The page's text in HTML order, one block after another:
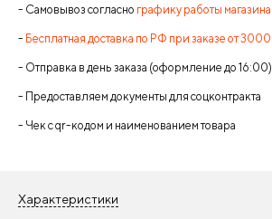
- Самовывоз согласно графику работы магазина
- Бесплатная доставка по РФ при заказе от 3000
- Отправка в день заказа (оформление до 16:00)
- Предоставляем документы для соцконтракта
- Чек с qr-кодом и наименованием товара
Характеристики